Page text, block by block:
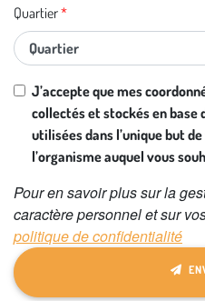
Quartier
Si vous
êtes un
être
humain,
ce
champ
J’accepte que mes
collectés et stockés en base
utilisées dans l’unique but
l’organisme auquel vous
Pour en savoir plus sur la
caractère personnel et sur
politique de confidentialité